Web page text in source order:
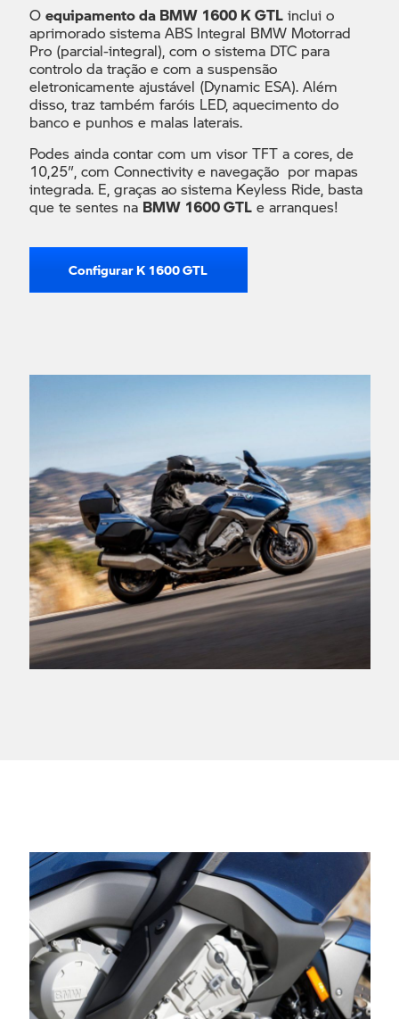
O equipamento da BMW 1600 K GTLinclui o
aprimorado sistema ABS Integral BMW Motorrad
Pro (parcial-integral), com o sistema DTC para
controlo da tração e com a suspensão
eletronicamente ajustável (Dynamic ESA). Além
disso, traz também faróis LED, aquecimento do
banco e punhos e malas laterais.
Podes ainda contar com um visor TFT a cores, de
10,25″, com Connectivity e navegação por mapas
integrada. E, graças ao sistema Keyless Ride, basta
que te sentes na BMW 1600 GTLe arranques!
Configurar K 1600 GTL